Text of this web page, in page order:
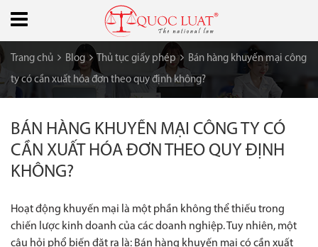
Trang chủ Blog Thủ tục giấy phép
Bán hàng khuyến mại công
ty có cần xuất hóa đơn theo quy định không?
BÁN HÀNG KHUYẾN MẠI CÔNG TY CÓ
CẦN XUẤT HÓA ĐƠN THEO QUY ĐỊNH
KHÔNG?
Hoạt động khuyến mại là một phần không thể thiếu trong
chiến lược kinh doanh của các doanh nghiệp. Tuy nhiên, một
câu hỏi phổ biến đặt ra là: Bán hàng khuyến mại có cần xuất